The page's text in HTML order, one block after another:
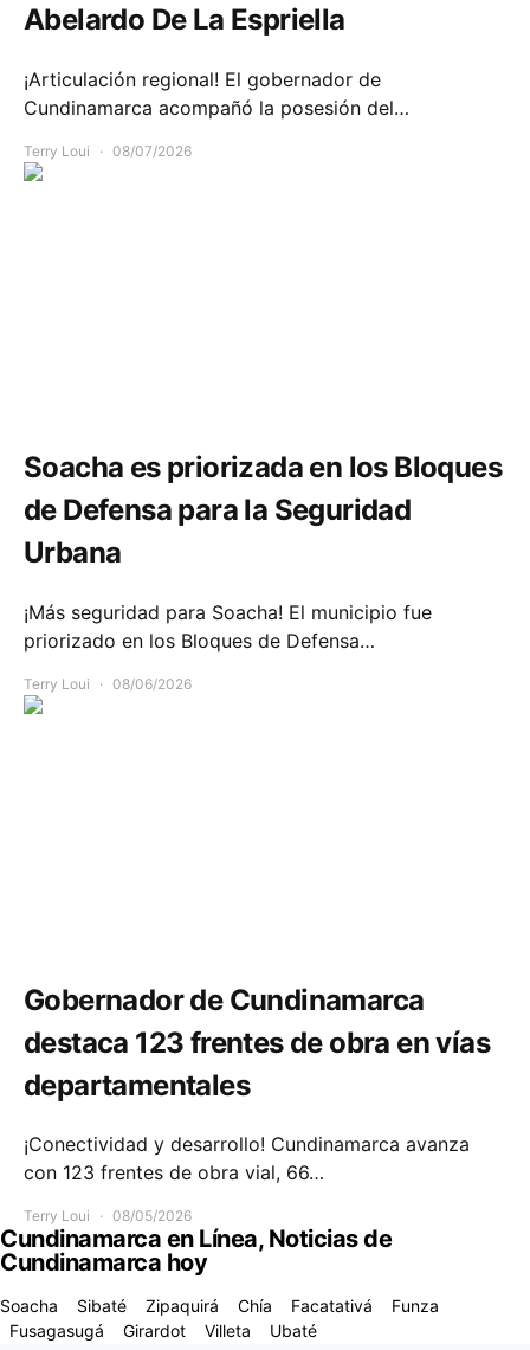
Abelardo De La Espriella
¡Articulación regional! El gobernador de
Cundinamarca acompañó la posesión del…
Terry Loui 08/07/2026
Soacha es priorizada en los Bloques
de Defensa para la Seguridad
Urbana
¡Más seguridad para Soacha! El municipio fue
priorizado en los Bloques de Defensa…
Terry Loui 08/06/2026
Gobernador de Cundinamarca
destaca 123 frentes de obra en vías
departamentales
¡Conectividad y desarrollo! Cundinamarca avanza
con 123 frentes de obra vial, 66…
Terry Loui 08/05/2026
Cundinamarca en Línea, Noticias de
Cundinamarca hoy
Soacha Sibaté Zipaquirá Chía Facatativá
Funza
Fusagasugá
Girardot Villeta Ubaté